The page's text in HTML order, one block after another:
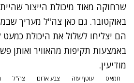
באוקטובר. גם כאן צה"ל מעריך
הם יצליחו לשלול את היכולת כמעט
באמצעות תקיפות מהאוויר ואותן
מודיעין.
חמאס עוטף עזה צבע אדום צה"ל